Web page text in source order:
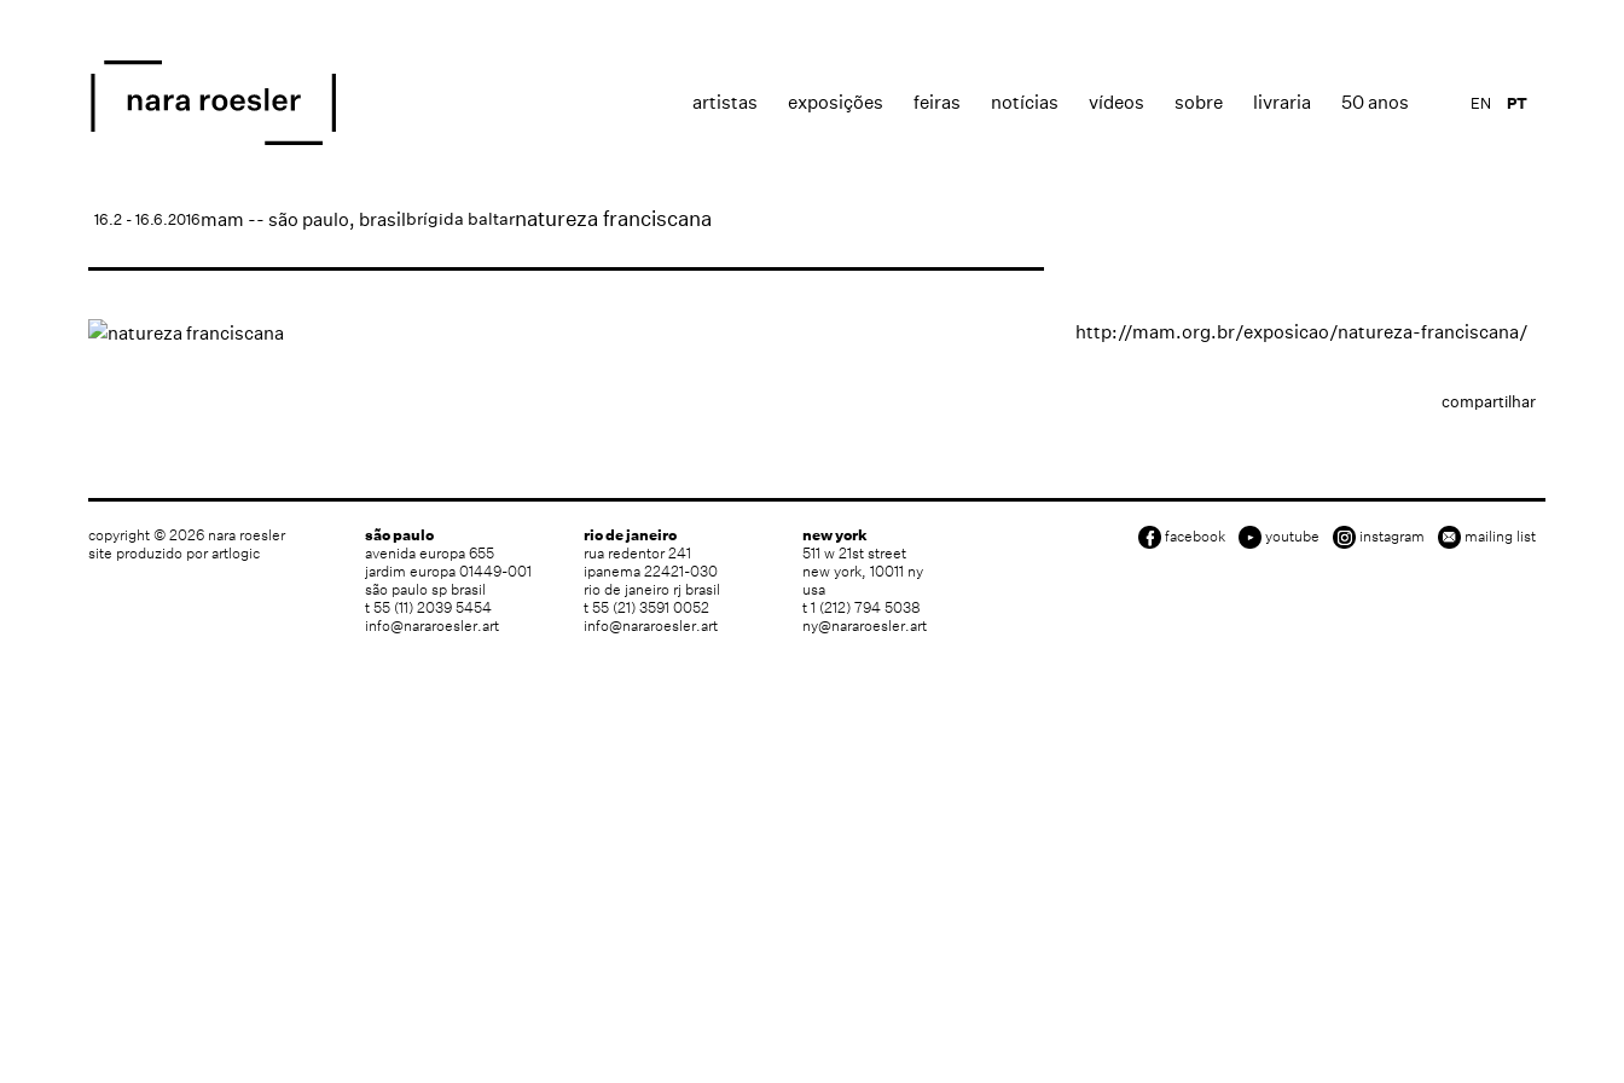
artistas exposições feiras notícias vídeos sobre livraria 50 anos PT
EN
natureza franciscana
brígida baltar
mam -- são paulo, brasil
16.2 - 16.6.2016
http://mam.org.br/exposicao/natureza-franciscana/
compartilhar
facebook youtube instagram mailing list
new york
511 w 21st street
new york, 10011 ny
usa
t 1 (212) 794 5038
ny@nararoesler.art
rio de janeiro
rua redentor 241
ipanema 22421-030
rio de janeiro rj brasil
t 55 (21) 3591 0052
info@nararoesler.art
são paulo
avenida europa 655
jardim europa 01449-001
são paulo sp brasil
t 55 (11) 2039 5454
info@nararoesler.art
copyright © 2026 nara roesler
site produzido por artlogic